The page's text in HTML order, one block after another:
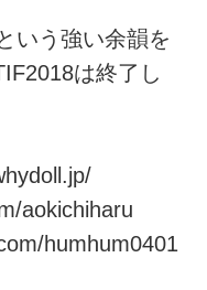
う強い余韻を
は終了し
aokichiharu
humhum0401